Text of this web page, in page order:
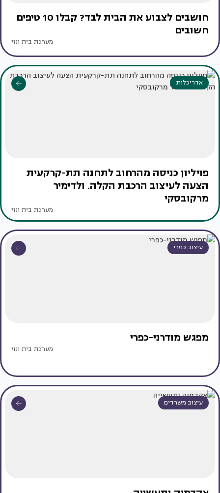
חושבים לצבוע את הבית לבד? קבלו 10 טיפים
חשובים
מערכת בית ונוי
אדריכלות
פויליון כניסה מהרחוב לתחנה תת-קרקעית
הצעה לעיצוב הרכבת הקלה. ולדימיר
מרקובסקי
מערכת בית ונוי
עיצוב כפרי
מפגש מודרני-כפרי
מערכת בית ונוי
עיצוב משרדים